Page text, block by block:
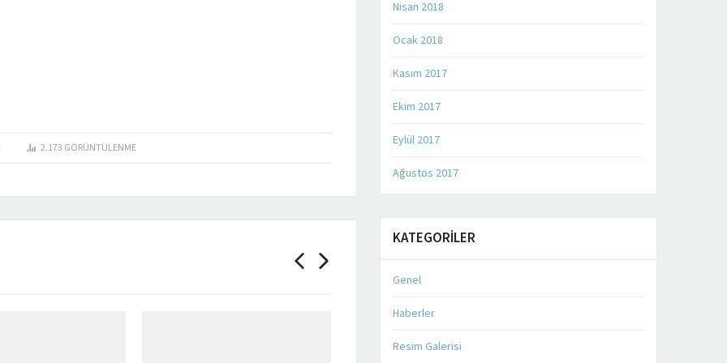
2.173 GÖRÜNTÜLENME
Nisan 2018
Ocak 2018
Kasım 2017
Ekim 2017
Eylül 2017
Ağustos 2017
KATEGORILER
Genel
Haberler
Resim Galerisi